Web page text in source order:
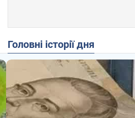
Головні історії дня